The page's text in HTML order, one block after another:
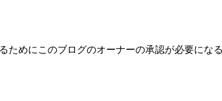
ためにこのブログのオーナーの承認が必要に